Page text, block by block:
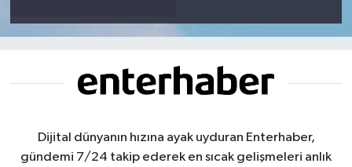
Dijital dünyanın hızına ayak uyduran Enterhaber,
gündemi 7/24 takip ederek en sıcak gelişmeleri anlık